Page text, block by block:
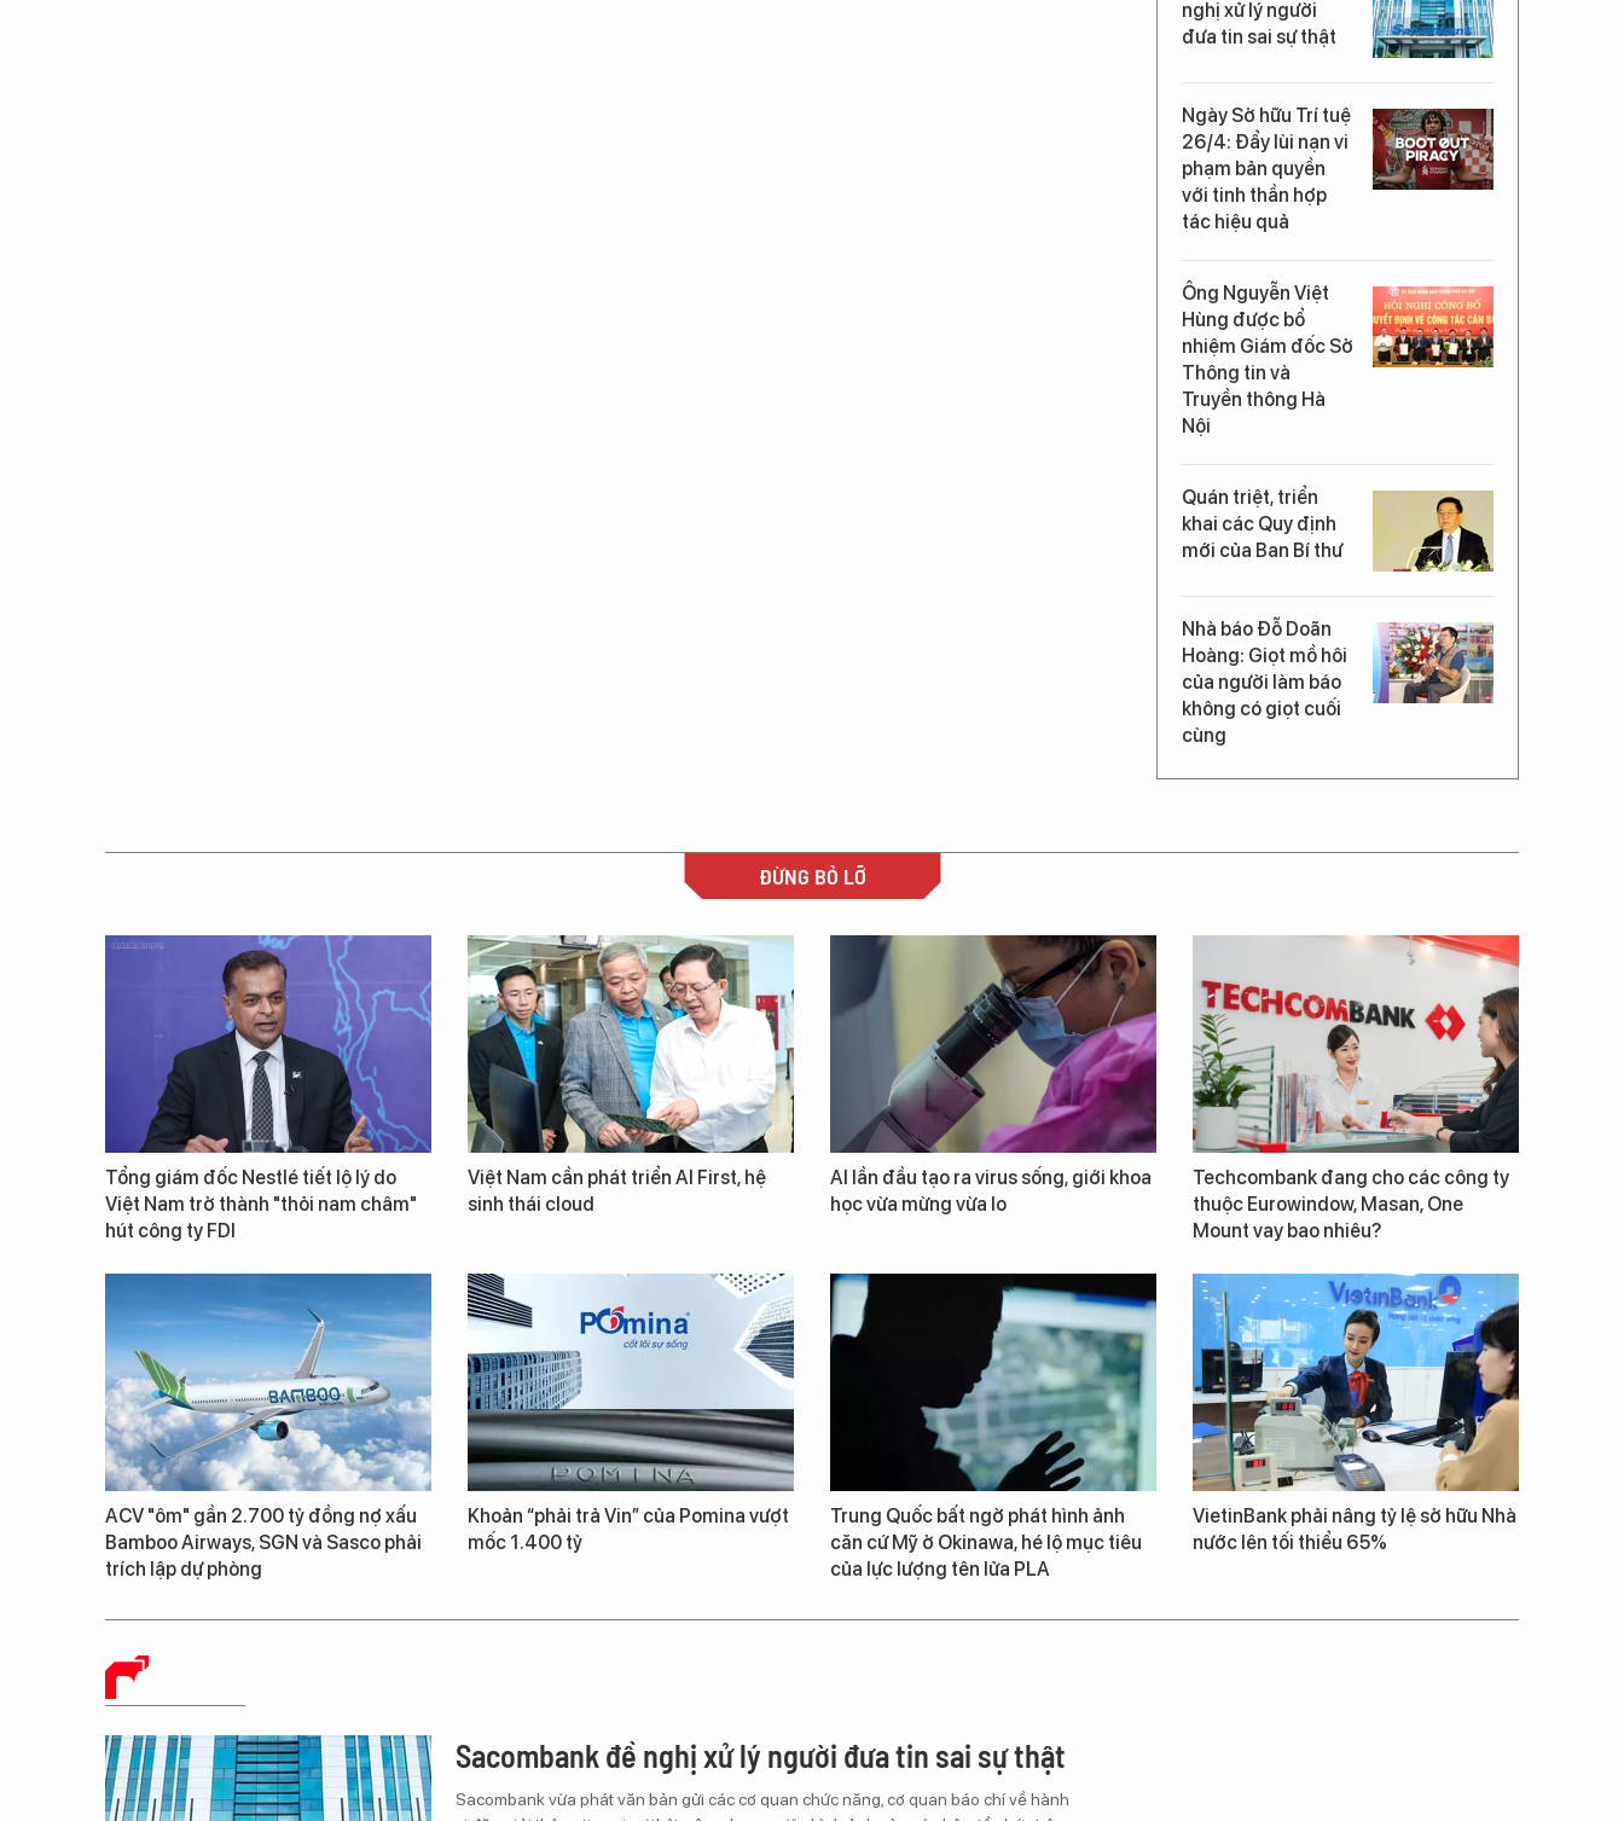
nghị xử lý người
đưa tin sai sự thật
Ngày Sở hữu Trí tuệ
26/4: Đẩy lùi nạn vi
phạm bản quyền
với tinh thần hợp
tác hiệu quả
Ông Nguyễn Việt
Hùng được bổ
nhiệm Giám đốc Sở
Thông tin và
Truyền thông Hà
Nội
Quán triệt, triển
khai các Quy định
mới của Ban Bí thư
Nhà báo Đỗ Doãn
Hoàng: Giọt mồ hôi
của người làm báo
không có giọt cuối
cùng
ĐỪNG BỎ LỠ
Tổng giám đốc Nestlé tiết lộ lý do
Việt Nam trở thành "thỏi nam châm"
hút công ty FDI
Việt Nam cần phát triển AI First, hệ
sinh thái cloud
AI lần đầu tạo ra virus sống, giới khoa
học vừa mừng vừa lo
Techcombank đang cho các công ty
thuộc Eurowindow, Masan, One
Mount vay bao nhiêu?
ACV "ôm" gần 2.700 tỷ đồng nợ xấu
Bamboo Airways, SGN và Sasco phải
trích lập dự phòng
Khoản “phải trả Vin” của Pomina vượt
mốc 1.400 tỷ
Trung Quốc bất ngờ phát hình ảnh
căn cứ Mỹ ở Okinawa, hé lộ mục tiêu
của lực lượng tên lửa PLA
VietinBank phải nâng tỷ lệ sở hữu Nhà
nước lên tối thiểu 65%
BÁO CHÍ SỐ
Sacombank đề nghị xử lý người đưa tin sai sự thật
Sacombank vừa phát văn bản gửi các cơ quan chức năng, cơ quan báo chí về hành